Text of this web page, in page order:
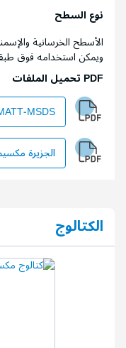
نوع السطح
الأسطح الخرسانية
ويمكن استخدامه فوق
PDF تحميل الملفات
MSDS
الجزيرة
الكتالوج